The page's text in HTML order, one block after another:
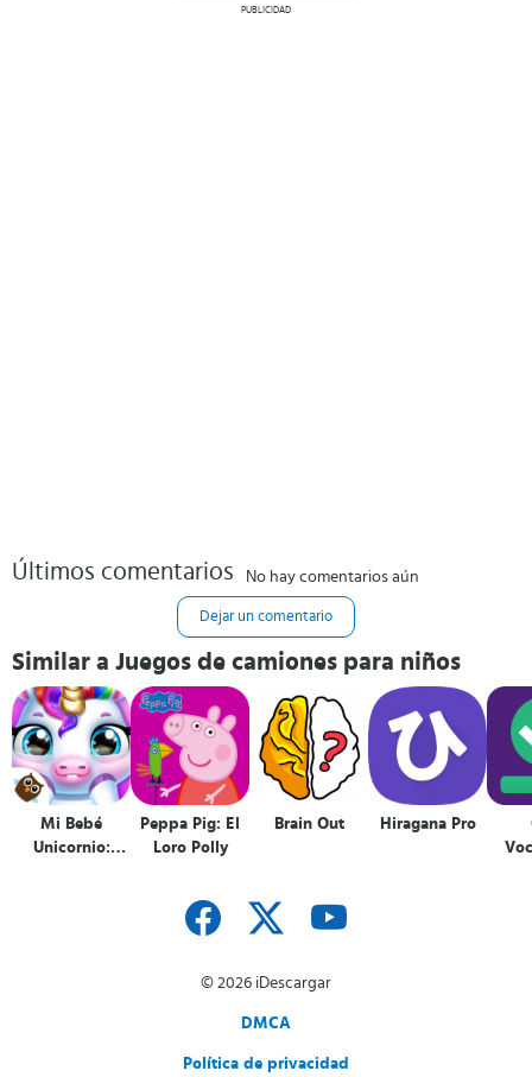
variedad de camiones
PUBLICIDAD
Últimos comentarios No hay comentarios aún
Dejar un comentario
Similar a Juegos de camiones para niños
Mi Bebé
Unicornio:
Peppa Pig: El
Loro Polly
Brain Out Hiragana Pro
© 2026 iDescargar
DMCA
Política de privacidad